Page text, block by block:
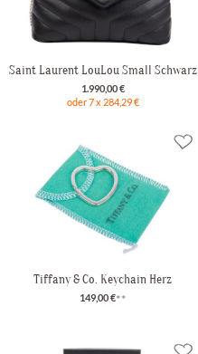
Saint Laurent LouLou Small Schwarz
oder 7 x 284,29 €
1.990,00 €
Tiffany & Co. Keychain Herz
149,00 €**